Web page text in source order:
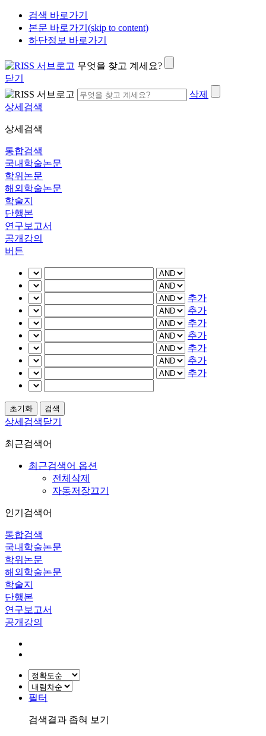
검색 바로가기
본문 바로가기(skip to content)
하단정보 바로가기
무엇을 찾고 계세요?
닫기
삭제
상세검색
상세검색
통합검색
국내학술논문
학위논문
해외학술논문
학술지
단행본
연구보고서
공개강의
버튼
추가
추가
추가
추가
추가
추가
추가
상세검색닫기
최근검색어
최근검색어 옵션
전체삭제
자동저장끄기
인기검색어
통합검색
국내학술논문
학위논문
해외학술논문
학술지
단행본
연구보고서
공개강의
필터
검색결과 좁혀 보기